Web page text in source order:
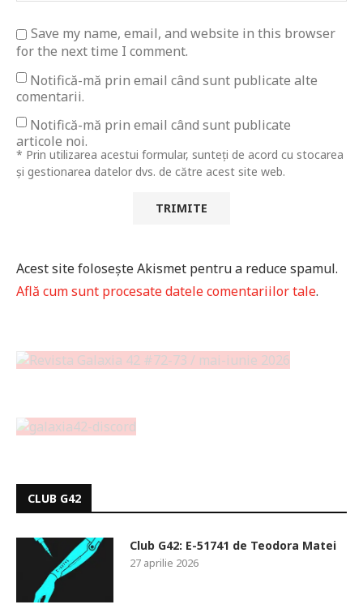
Save my name, email, and website in this browser
for the next time I comment.
Notifică-mă prin email când sunt publicate alte
comentarii.
Notifică-mă prin email când sunt publicate
articole noi.
* Prin utilizarea acestui formular, sunteți de acord cu stocarea
și gestionarea datelor dvs. de către acest site web.
Acest site folosește Akismet pentru a reduce spamul.
Află cum sunt procesate datele comentariilor tale.
CLUB G42
Club G42: E-51741 de Teodora Matei
27 aprilie 2026